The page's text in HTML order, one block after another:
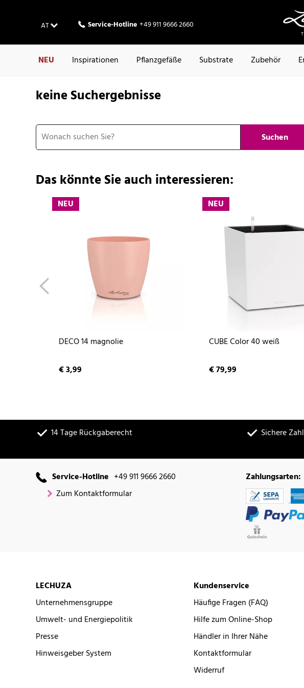
AT Service-Hotline +49 911 9666 2660
NEU Inspirationen Pflanzgefäße Substrate Zubehör
keine Suchergebnisse
Suchen
Das könnte Sie auch interessieren:
NEU
DECO 14 magnolie
€ 3,99
NEU
CUBE Color 40 weiß
€ 79,99
14 Tage Rückgaberecht Sichere
Service-Hotline +49 911 9666 2660
Zum Kontaktformular
Zahlungsarten:
LECHUZA
Unternehmensgruppe
Umwelt- und Energiepolitik
Presse
Hinweisgeber System
Kundenservice
Häufige Fragen (FAQ)
Hilfe zum Online-Shop
Händler in Ihrer Nähe
Kontaktformular
Widerruf